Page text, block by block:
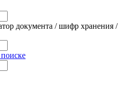
документа / шифр хранения /